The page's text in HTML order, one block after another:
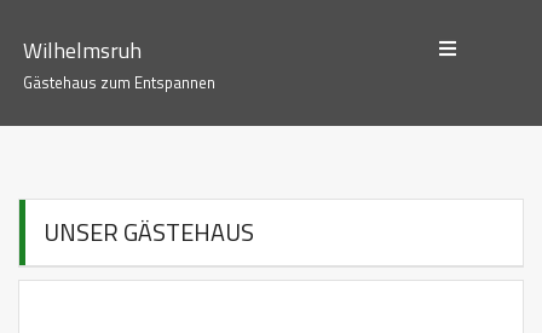
Wilhelmsruh
Gästehaus zum Entspannen
UNSER GÄSTEHAUS